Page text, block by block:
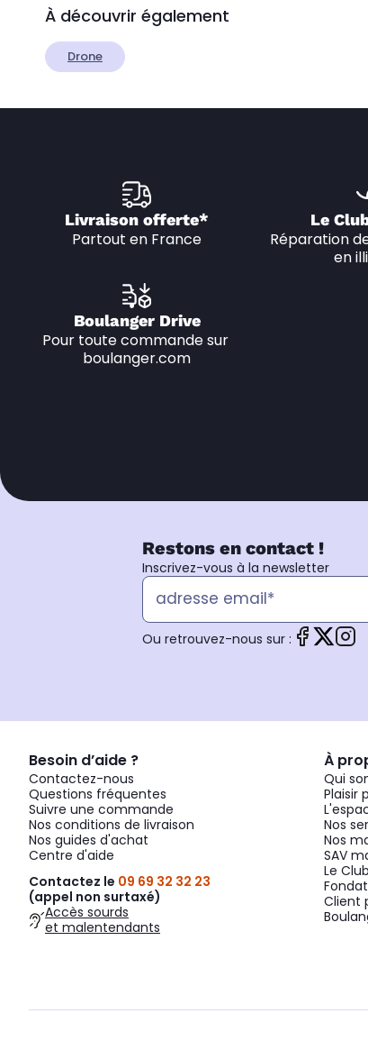
À découvrir également
Drone
Livraison offerte*
Partout en France
Le
Réparation
en
Boulanger Drive
Pour toute commande sur
boulanger.com
Restons en contact !
Inscrivez-vous à la newsletter
Ou retrouvez-nous sur :
Besoin d’aide ?
Contactez-nous
Questions fréquentes
Suivre une commande
Nos conditions de livraison
Nos guides d'achat
Centre d'aide
Contactez le 09 69 32 32 23
(appel non surtaxé)
Accès sourds
et malentendants
À
Qui
Plaisir
Nos
Nos
SAV
Le
Client